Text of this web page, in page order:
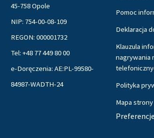
45-758 Opole
NIP: 754-00-08-109
REGON: 000001732
Tel: +48 77 449 80 00
e-Doręczenia: AE:PL-99580-
84987-WADTH-24
Pomoc
Deklaracja
Klauzula
nagrywania
Polityka
Mapa strony